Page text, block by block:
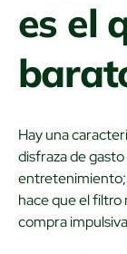
es el
Hay una
disfraza de
entretenimiento;
hace que el
compra